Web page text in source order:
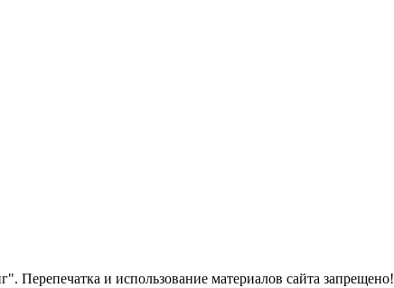
и использование материалов сайта запрещено!